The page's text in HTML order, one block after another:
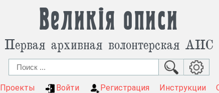
Великія описи
Первая архивная волонтерская АИС
Проекты Войти Регистрация Инструкции